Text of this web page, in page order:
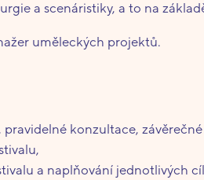
a scenáristiky, a to na
uměleckých projektů.
konzultace,
a naplňování jednotlivých